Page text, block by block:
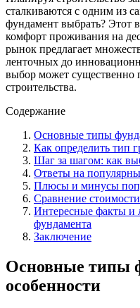
сталкиваются с одним из
фундамент выбрать? Этот
комфорт проживания на
рынок предлагает
ленточных до
выбор может существенно
строительства.
Содержание
Основные типы
Как определить тип
Шаг за шагом: как
Ответы на
Плюсы и минусы
Сравнение
Интересные факты и
фундамента
Заключение
Основные типы
особенности